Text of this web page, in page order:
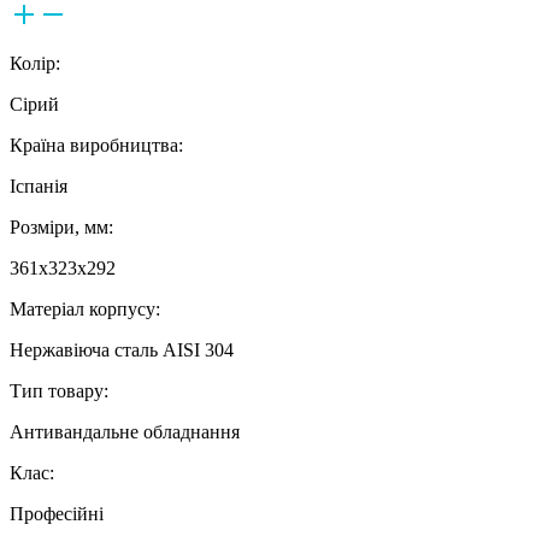
Колір:
Сірий
Країна виробництва:
Іспанія
Розміри, мм:
361х323х292
Матеріал корпусу:
Нержавіюча сталь AISI 304
Тип товару:
Антивандальне обладнання
Клас:
Професійні